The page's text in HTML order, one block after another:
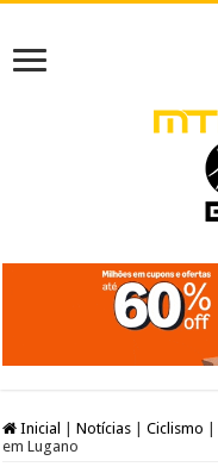
Inicial Notícias Ciclismo
em Lugano